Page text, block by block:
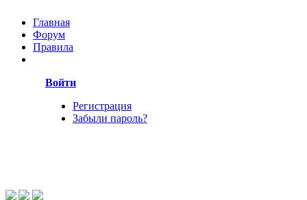
Главная
Форум
Правила
Войти
Регистрация
Забыли пароль?